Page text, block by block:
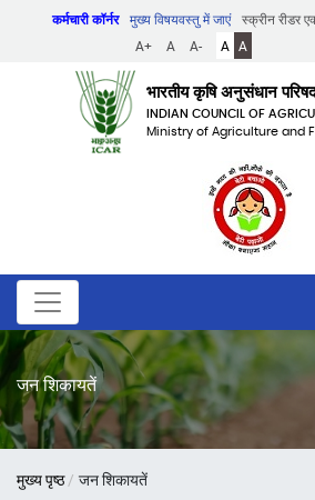
कर्मचारी कॉर्नर मुख्य विषयवस्तु में जाएं
स्क्रीन रीडर
A+
A A- A A
भारतीय कृषि अनुसंधान
INDIAN COUNCIL OF
Ministry of Agriculture and
जन शिकायतें
पग
मुख्य पृष्ठ जन शिकायतें